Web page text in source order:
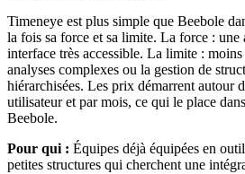
Timeneye est plus simple que Beebole
la fois sa force et sa limite. La force : une
interface très accessible. La limite :
analyses complexes ou la gestion de
hiérarchisées. Les prix démarrent autour
utilisateur et par mois, ce qui le place
Beebole.
Pour qui : Équipes déjà équipées en
petites structures qui cherchent une